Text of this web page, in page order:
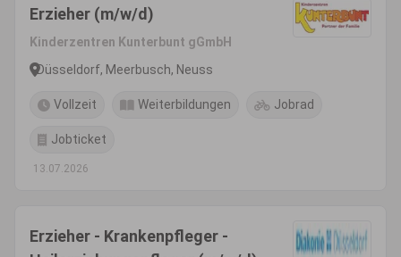
Erzieher (m/w/d)
Kinderzentren Kunterbunt gGmbH
Düsseldorf, Meerbusch, Neuss
Vollzeit Weiterbildungen Jobrad
Jobticket
13.07.2026
Erzieher - Krankenpfleger -